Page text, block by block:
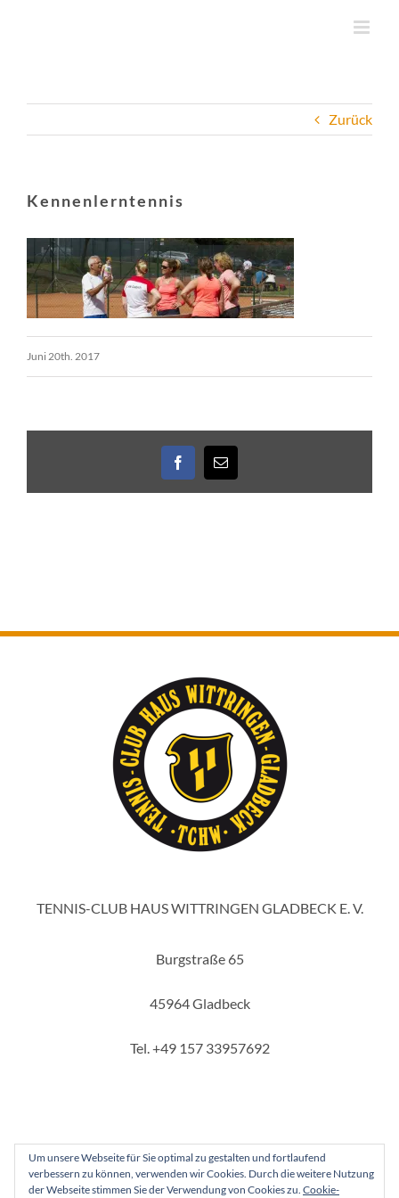
Zurück
Kennenlerntennis
Juni 20th. 2017
Facebook
E-
Mail
TENNIS-CLUB HAUS WITTRINGEN GLADBECK E. V.
Burgstraße 65
45964 Gladbeck
Tel. +49 157 33957692
Copyright 2025 - Tennis-Club Haus Wittringen Gladbeck e. V.
Um unsere Webseite für Sie optimal zu gestalten und fortlaufend
verbessern zu können, verwenden wir Cookies. Durch die weitere Nutzung
der Webseite stimmen Sie der Verwendung von Cookies zu. Cookie-